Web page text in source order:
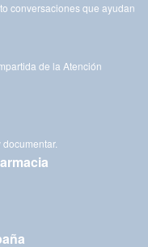
conversaciones que ayudan
de la Atención